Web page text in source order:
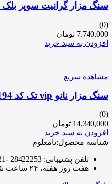
سنگ مزار گرانیت سوپر بلک
(0)
7,740,000 تومان
افزودن به سبد خرید
مشاهده سریع
سنگ مزار نانو vip تک کد 194
(0)
14,340,000 تومان
افزودن به سبد خرید
شناسه محصول:نامعلوم
تلفن پشتیبانی: 28422253 -021 |
هفت روز هفته، ۲۴ ساعت شبانه‌روز پاسخگوی شما هستیم.